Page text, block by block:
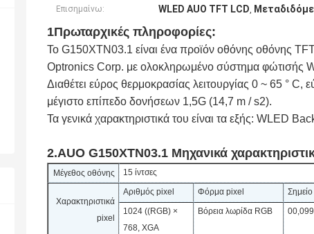
Επισημαίνω: WLED AUO TFT LCD,
1Πρωταρχικές πληροφορίες:
Το G150XTN03.1 είναι ένα προϊόν οθόνης οθόνης
Optronics Corp. με ολοκληρωμένο σύστημα φώτισής
Διαθέτει εύρος θερμοκρασίας λειτουργίας 0 ~ 65 °
μέγιστο επίπεδο δονήσεων 1,5G (14,7 m / s2).
Τα γενικά χαρακτηριστικά του είναι τα εξής: WLED
2.AUO G150XTN03.1 Μηχανικά
Μέγεθος οθόνης 15 ίντσες
Χαρακτηριστικά
pixel
Αριθμός pixel Φόρμα pixel
1024 ((RGB) ×
768, XGA
Βόρεια λωρίδα RGB